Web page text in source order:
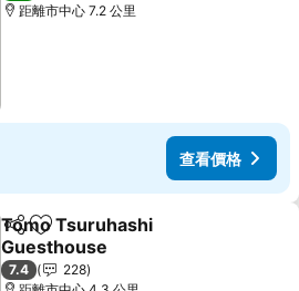
距離市中心 7.2 公里
查看價格
分享 放到收藏夾
Tomo Tsuruhashi
Guesthouse
查看價格
7.4
228